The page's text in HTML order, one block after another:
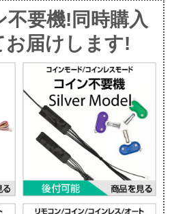
不要機!同時購入
お届けします!